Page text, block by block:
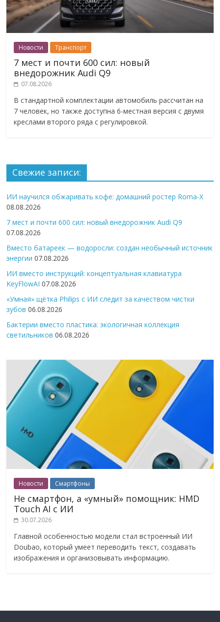
Новости Транспорт
7 мест и почти 600 сил: новый
внедорожник Audi Q9
07.08.2026
В стандартной комплектации автомобиль рассчитан на
7 человек, но также доступна 6-местная версия с двумя
креслами второго ряда с регулировкой.
Свежие записи:
ИИ научился обжаривать кофе: домашний ростер Roma-X
08.08.2026
7 мест и почти 600 сил: новый внедорожник Audi Q9
07.08.2026
Вместо батареек — водоросли: создан необычный источник
энергии 07.08.2026
ИИ вместо инструкций: концептуальная клавиатура
KeyFlowAI 07.08.2026
«Умная» щётка Philips с ИИ следит за качеством чистки
зубов 06.08.2026
Бактерии вместо пластика: экологичная коллекция
светильников 06.08.2026
Новости Смартфоны
Не смартфон, а «умный» помощник: HMD
Touch AI с ИИ
30.07.2026
Главной особенностью модели стал встроенный ИИ
Doubao, который умеет переводить текст, создавать
изображения и организовывать информацию.